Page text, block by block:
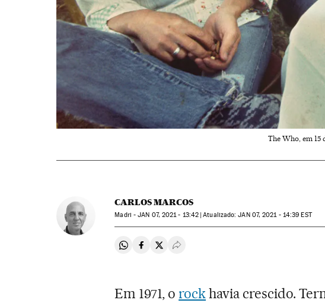
The Who, em 15
CARLOS MARCOS
Madri -JAN 07, 2021 - 13:42 atualizado: JAN 07, 2021 - 14:39 EST
Compartir en Whatsapp
Compartir en Facebook
Compartir en Twitter
Desplegar Redes Sociales
Em 1971, orockhavia crescido.